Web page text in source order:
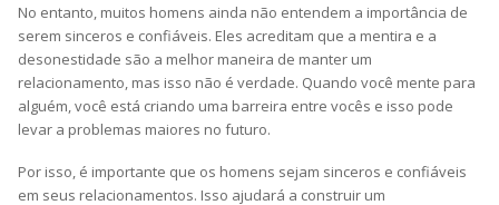
No entanto, muitos homens ainda não entendem a importância de
serem sinceros e confiáveis. Eles acreditam que a mentira e a
desonestidade são a melhor maneira de manter um
relacionamento, mas isso não é verdade. Quando você mente para
alguém, você está criando uma barreira entre vocês e isso pode
levar a problemas maiores no futuro.
Por isso, é importante que os homens sejam sinceros e confiáveis ​​
em seus relacionamentos. Isso ajudará a construir um